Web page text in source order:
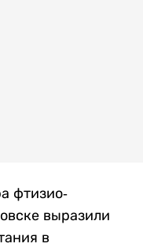
фтизио-
выразили
в